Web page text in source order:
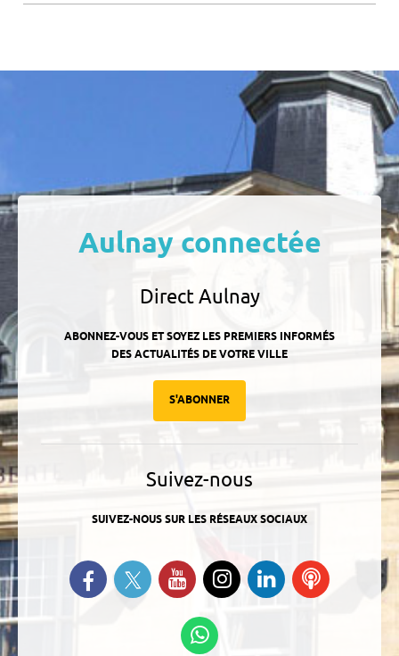
Aulnay connectée
Direct Aulnay
ABONNEZ-VOUS ET SOYEZ LES PREMIERS INFORMÉS
DES ACTUALITÉS DE VOTRE VILLE
S'ABONNER
Suivez-nous
SUIVEZ-NOUS SUR LES RÉSEAUX SOCIAUX
Retrouvez-nous sur Facebook
Suivez-nous sur Twitter
Suivez-nous sur YouTube
Suivez-nous sur
Instagram
Retrouvez-
nous sur
Ecoutez